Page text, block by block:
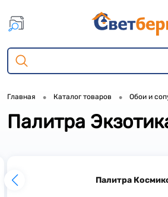
Главная • Каталог товаров • Обои и
Палитра
Палитра
3